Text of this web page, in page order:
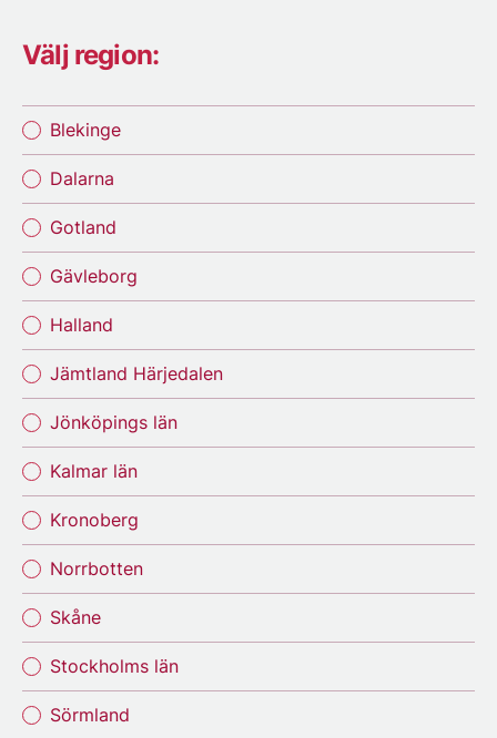
Välj region:
Blekinge
Dalarna
Gotland
Gävleborg
Halland
Jämtland Härjedalen
Jönköpings län
Kalmar län
Kronoberg
Norrbotten
Skåne
Stockholms län
Sörmland